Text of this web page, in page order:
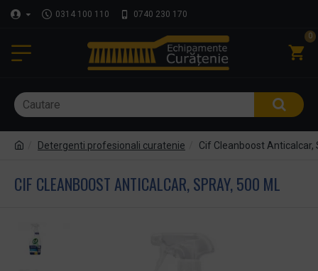
0314 100 110 0740 230 170
0
Detergenti profesionali curatenie Cif Cleanboost Anticalcar,
CIF CLEANBOOST ANTICALCAR, SPRAY, 500 ML